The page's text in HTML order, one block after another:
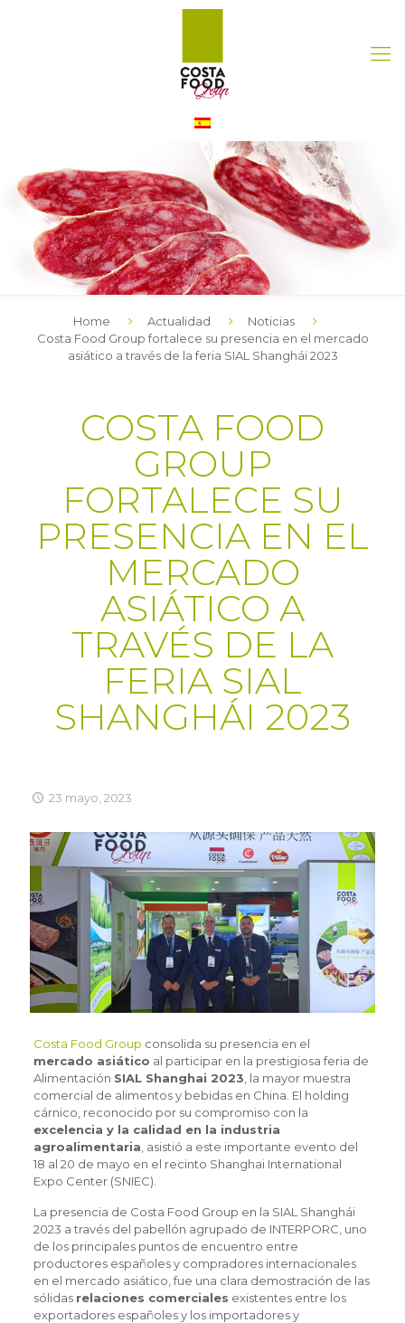
Home Actualidad
Noticias
Costa Food Group fortalece su presencia en el mercado
asiático a través de la feria SIAL Shanghái 2023
COSTA FOOD
GROUP
FORTALECE SU
PRESENCIA EN EL
MERCADO
ASIÁTICO A
TRAVÉS DE LA
FERIA SIAL
SHANGHÁI 2023
23 mayo, 2023
Costa Food Group consolida su presencia en el
mercado asiático al participar en la prestigiosa feria de
Alimentación SIAL Shanghai 2023 , la mayor muestra
comercial de alimentos y bebidas en China. El holding
cárnico, reconocido por su compromiso con la
excelencia y la calidad en la industria
agroalimentaria , asistió a este importante evento del
18 al 20 de mayo en el recinto Shanghai International
Expo Center (SNIEC).
La presencia de Costa Food Group en la SIAL Shanghái
2023 a través del pabellón agrupado de INTERPORC, uno
de los principales puntos de encuentro entre
productores españoles y compradores internacionales
en el mercado asiático, fue una clara demostración de las
sólidas relaciones comerciales existentes entre los
exportadores españoles y los importadores y